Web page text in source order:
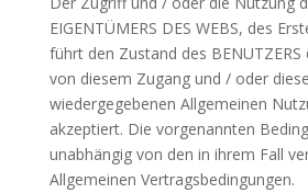
EIGENTÜMERS DES WEBS, des
führt den Zustand des
von diesem Zugang und / oder
wiedergegebenen Allgemeinen
akzeptiert. Die vorgenannten
unabhängig von den in ihrem Fall
Allgemeinen Vertragsbedingungen.